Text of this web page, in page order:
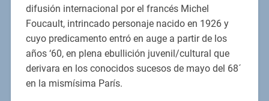
difusión internacional por el francés Michel
Foucault, intrincado personaje nacido en 1926 y
cuyo predicamento entró en auge a partir de los
años ‘60, en plena ebullición juvenil/cultural que
derivara en los conocidos sucesos de mayo del 68´
en la mismísima París.